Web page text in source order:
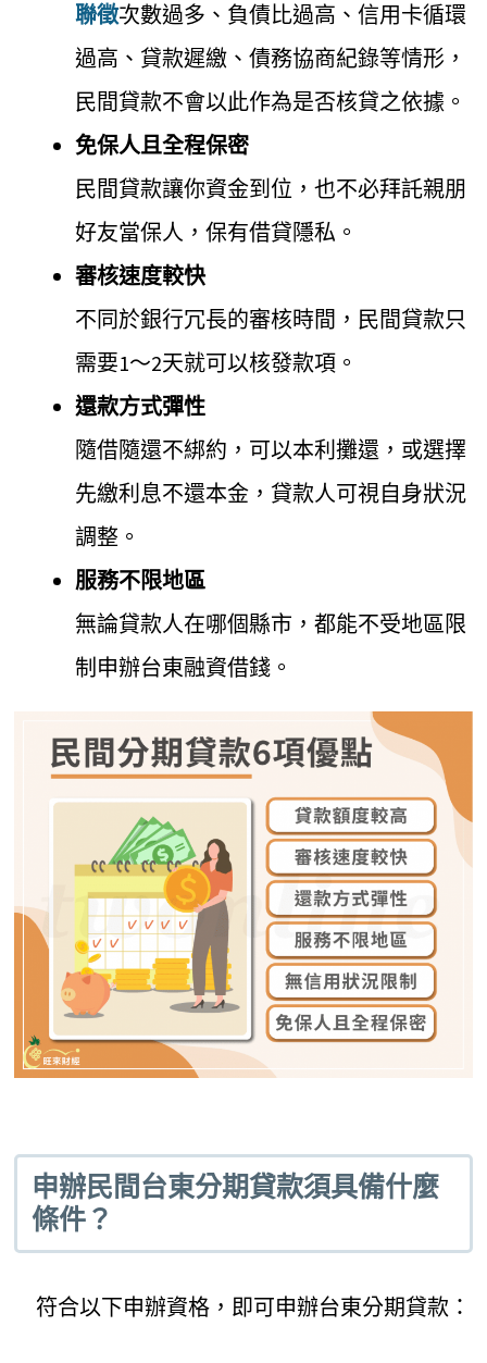
聯徵次數過多、負債比過高、信用卡循環
過高、貸款遲繳、債務協商紀錄等情形，
民間貸款不會以此作為是否核貸之依據。
免保人且全程保密
民間貸款讓你資金到位，也不必拜託親朋
好友當保人，保有借貸隱私。
審核速度較快
不同於銀行冗長的審核時間，民間貸款只
需要1～2天就可以核發款項。
還款方式彈性
隨借隨還不綁約，可以本利攤還，或選擇
先繳利息不還本金，貸款人可視自身狀況
調整。
服務不限地區
無論貸款人在哪個縣市，都能不受地區限
制申辦台東融資借錢。
申辦民間台東分期貸款須具備什麼
條件？
符合以下申辦資格，即可申辦台東分期貸款：